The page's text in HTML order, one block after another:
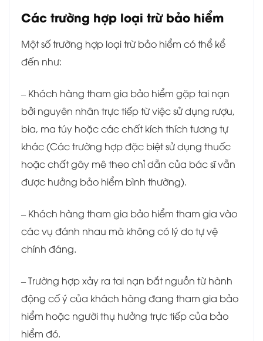
Các trường hợp loại trừ bảo hiểm
Một số trường hợp loại trừ bảo hiểm có thể kể
đến như:
– Khách hàng tham gia bảo hiểm gặp tai nạn
bởi nguyên nhân trực tiếp từ việc sử dụng rượu,
bia, ma túy hoặc các chất kích thích tương tự
khác (Các trường hợp đặc biệt sử dụng thuốc
hoặc chất gây mê theo chỉ dẫn của bác sĩ vẫn
được hưởng bảo hiểm bình thường).
– Khách hàng tham gia bảo hiểm tham gia vào
các vụ đánh nhau mà không có lý do tự vệ
chính đáng.
– Trường hợp xảy ra tai nạn bắt nguồn từ hành
động cố ý của khách hàng đang tham gia bảo
hiểm hoặc người thụ hưởng trực tiếp của bảo
hiểm đó.